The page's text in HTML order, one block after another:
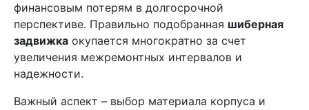
финансовым потерям в долгосрочной
перспективе. Правильно подобранная шиберная
задвижка окупается многократно за счет
увеличения межремонтных интервалов и
надежности.
Важный аспект – выбор материала корпуса и